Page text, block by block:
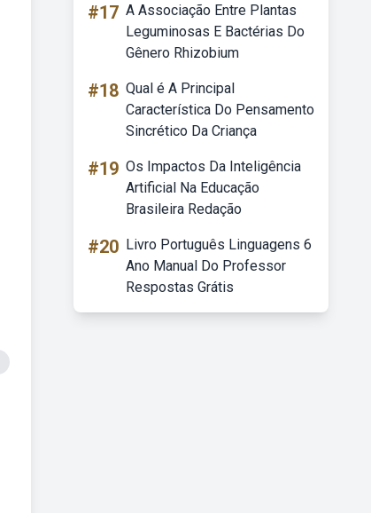
#17 A Associação Entre Plantas
Leguminosas E Bactérias Do
Gênero Rhizobium
#18 Qual é A Principal
Característica Do Pensamento
Sincrético Da Criança
#19 Os Impactos Da Inteligência
Artificial Na Educação
Brasileira Redação
#20 Livro Português Linguagens 6
Ano Manual Do Professor
Respostas Grátis